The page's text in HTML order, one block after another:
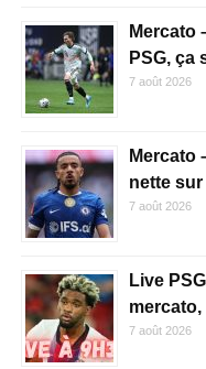
Mercato
PSG, ça
7 août 2026
Mercato
nette sur
7 août 2026
Live
mercato,
7 août 2026